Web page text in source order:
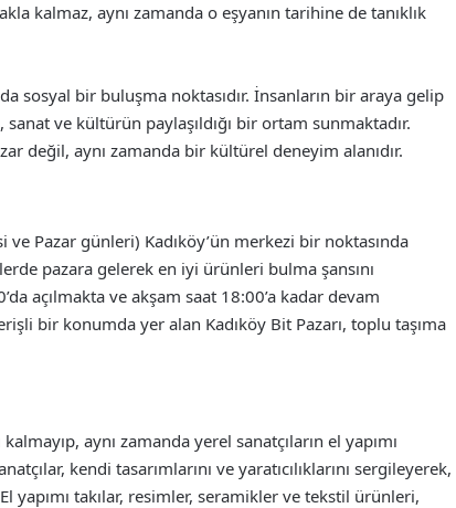
kalmaz, aynı zamanda o eşyanın tarihine de tanıklık
sosyal bir buluşma noktasıdır. İnsanların bir araya gelip
ve kültürün paylaşıldığı bir ortam sunmaktadır.
değil, aynı zamanda bir kültürel deneyim alanıdır.
ve Pazar günleri) Kadıköy’ün merkezi bir noktasında
pazara gelerek en iyi ürünleri bulma şansını
açılmakta ve akşam saat 18:00’a kadar devam
bir konumda yer alan Kadıköy Bit Pazarı, toplu taşıma
aynı zamanda yerel sanatçıların el yapımı
kendi tasarımlarını ve yaratıcılıklarını sergileyerek,
yapımı takılar, resimler, seramikler ve tekstil ürünleri,